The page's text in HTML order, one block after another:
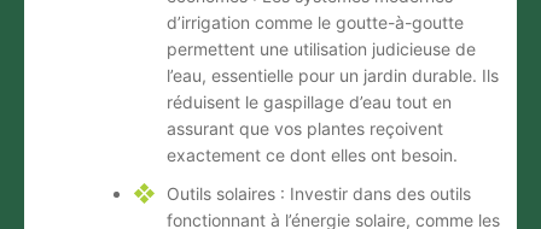
d’irrigation comme le goutte-à-goutte
permettent une utilisation judicieuse de
l’eau, essentielle pour un jardin durable. Ils
réduisent le gaspillage d’eau tout en
assurant que vos plantes reçoivent
exactement ce dont elles ont besoin.
Outils solaires : Investir dans des outils
fonctionnant à l’énergie solaire, comme les